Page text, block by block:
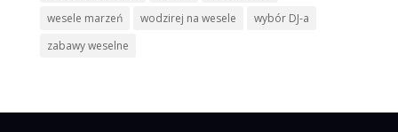
wesele marzeń
wodzirej na wesele
wybór DJ-a
zabawy weselne